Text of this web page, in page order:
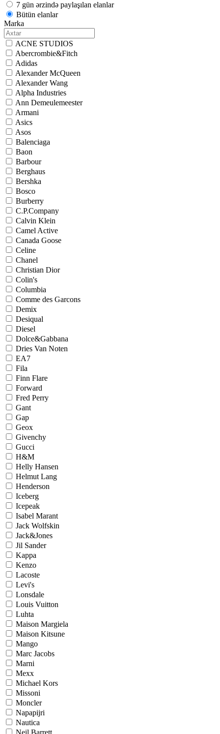
7 gün ərzində paylaşılan elanlar
Bütün elanlar
Marka
ACNE STUDIOS
Abercrombie&Fitch
Adidas
Alexander McQueen
Alexander Wang
Alpha Industries
Ann Demeulemeester
Armani
Asics
Asos
Balenciaga
Baon
Barbour
Berghaus
Bershka
Bosco
Burberry
C.P.Company
Calvin Klein
Camel Active
Canada Goose
Celine
Chanel
Christian Dior
Colin's
Columbia
Comme des Garcons
Demix
Desiqual
Diesel
Dolce&Gabbana
Dries Van Noten
EA7
Fila
Finn Flare
Forward
Fred Perry
Gant
Gap
Geox
Givenchy
Gucci
H&M
Helly Hansen
Helmut Lang
Henderson
Iceberg
Icepeak
Isabel Marant
Jack Wolfskin
Jack&Jones
Jil Sander
Kappa
Kenzo
Lacoste
Levi's
Lonsdale
Louis Vuitton
Luhta
Maison Margiela
Maison Kitsune
Mango
Marc Jacobs
Marni
Mexx
Michael Kors
Missoni
Moncler
Napapijri
Nautica